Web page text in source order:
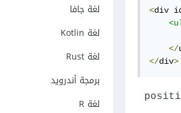
‏<div
</
</div>
لغة جافا
لغة Kotlin
لغة Rust
برمجة أندرويد
لغة R